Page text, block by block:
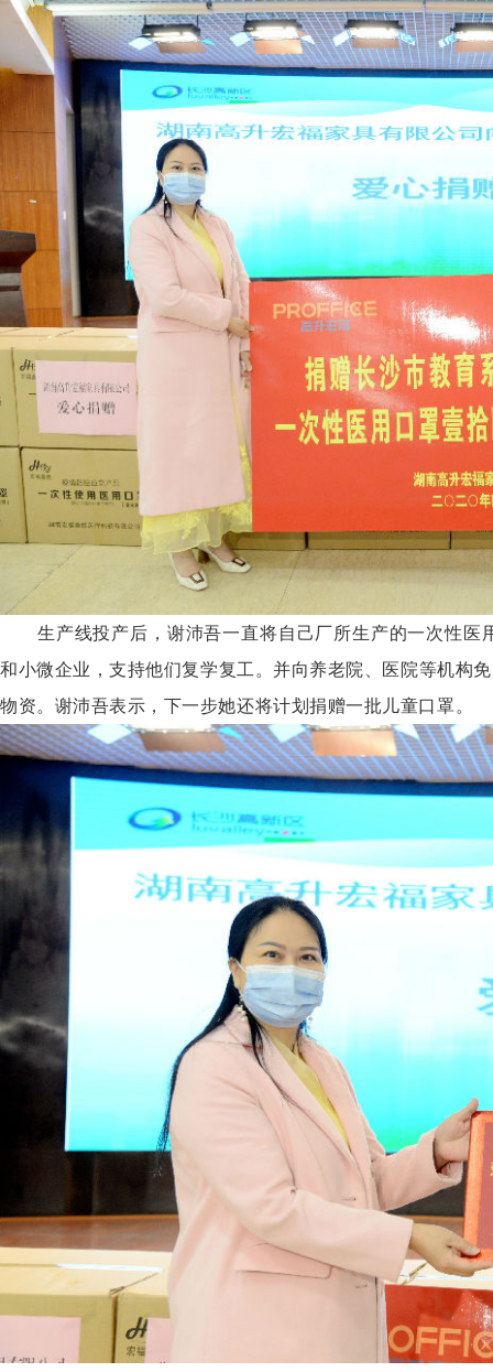
生产线投产后，谢沛吾一直将自己厂所生产的一次性
和小微企业，支持他们复学复工。并向养老院、医院等机构
物资。谢沛吾表示，下一步她还将计划捐赠一批儿童口罩。